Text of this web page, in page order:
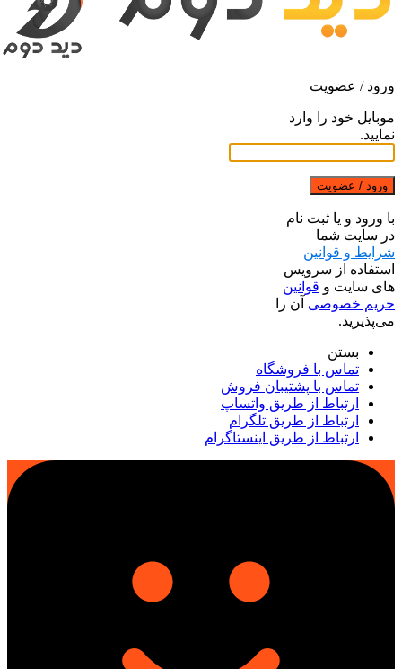
ورود / عضویت
موبایل خود را وارد
نمایید.
ورود / عضویت
با ورود و یا ثبت نام
در سایت شما
شرایط و قوانین
استفاده از سرویس
های سایت و قوانین
حریم خصوصی آن را
می‌پذیرید.
بستن
تماس با فروشگاه
تماس با پشتیبان فروش
ارتباط از طریق واتساپ
ارتباط از طریق تلگرام
ارتباط از طریق اینستاگرام